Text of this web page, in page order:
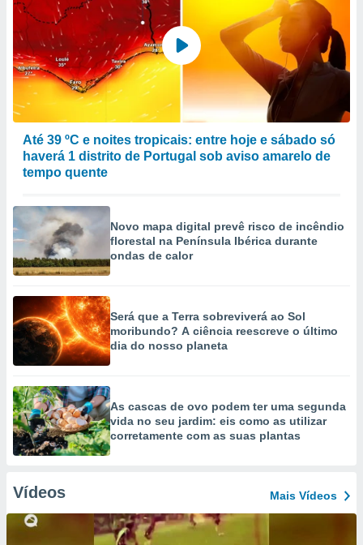
Até 39 ºC e noites tropicais: entre hoje e sábado só
haverá 1 distrito de Portugal sob aviso amarelo de
tempo quente
Novo mapa digital prevê risco de incêndio
florestal na Península Ibérica durante
ondas de calor
Será que a Terra sobreviverá ao Sol
moribundo? A ciência reescreve o último
dia do nosso planeta
As cascas de ovo podem ter uma segunda
vida no seu jardim: eis como as utilizar
corretamente com as suas plantas
Vídeos Mais Vídeos